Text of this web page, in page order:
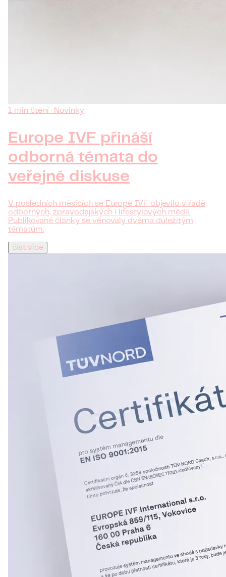
1 min čtení · Novinky
Europe IVF přináší
odborná témata do
veřejné diskuse
V posledních měsících se Europe IVF objevilo v řadě
odborných, zpravodajských i lifestylových médií.
Publikované články se věnovaly dvěma důležitým
tématům.
číst více